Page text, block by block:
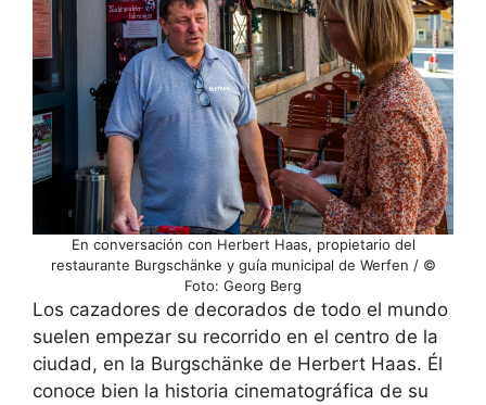
En conversación con Herbert Haas, propietario del
restaurante Burgschänke y guía municipal de Werfen / ©
Foto: Georg Berg
Los cazadores de decorados de todo el mundo
suelen empezar su recorrido en el centro de la
ciudad, en la Burgschänke de Herbert Haas. Él
conoce bien la historia cinematográfica de su